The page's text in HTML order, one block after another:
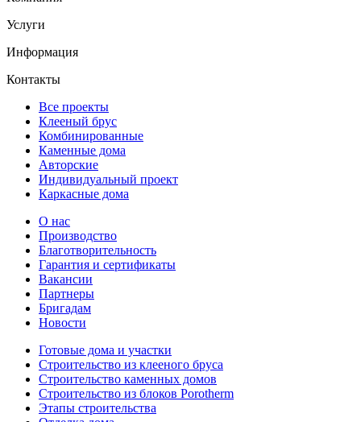
Услуги
Информация
Контакты
Все проекты
Клееный брус
Комбинированные
Каменные дома
Авторские
Индивидуальный проект
Каркасные дома
О нас
Производство
Благотворительность
Гарантия и сертификаты
Вакансии
Партнеры
Бригадам
Новости
Готовые дома и участки
Строительство из клееного бруса
Строительство каменных домов
Строительство из блоков Porotherm
Этапы строительства